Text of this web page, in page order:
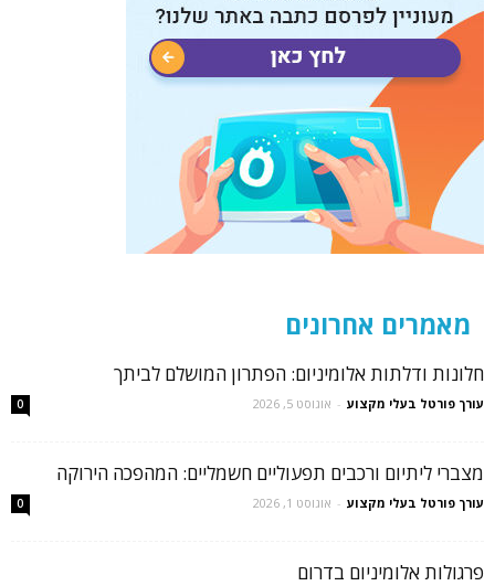
מאמרים אחרונים
חלונות ודלתות אלומיניום: הפתרון המושלם לביתך
עורך פורטל בעלי מקצוע - אוגוסט 5, 2026 0
מצברי ליתיום ורכבים תפעוליים חשמליים: המהפכה הירוקה
עורך פורטל בעלי מקצוע - אוגוסט 1, 2026 0
פרגולות אלומיניום בדרום